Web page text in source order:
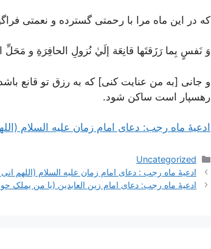
که در این ماه مرا با رحمتی گسترده و نعمتی
وَ نَفسٍ بِما رَزَقتَها قانِعَة إلَيٰ نُزولِ الحافِرَةِ و مَحَلِّ
و جانی [به من عنایت کنی] که به رزق تو قانع
رهسپار است ساکن شود.
ادعیۀ ماه رجب: دعای امام زمان علیه السلام
دسته‌ها
Uncategorized
ناوبری
نوشته‌ها
ادعیۀ ماه رجب : دعای امام زمان علیه السلام (اللهم
ادعیۀ ماه رجب: دعای امام زین العابدین (یا من یملک